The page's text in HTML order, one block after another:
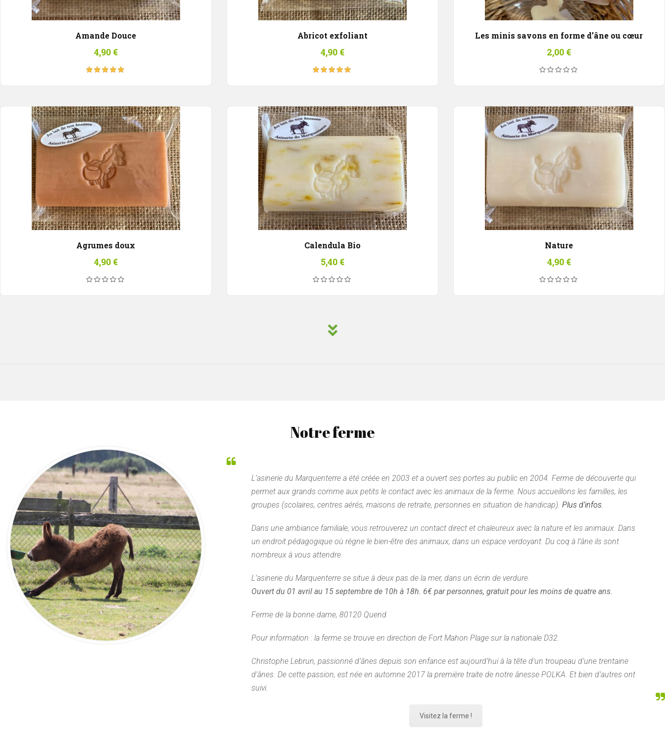
Amande Douce
4,90 €
Abricot exfoliant
4,90 €
Les minis savons en forme d’âne ou cœur
2,00 €
Agrumes doux
4,90 €
Calendula Bio
5,40 €
Nature
4,90 €
Notre ferme
L’asinerie du Marquenterre a été créée en 2003 et a ouvert ses portes au public en 2004. Ferme de découverte qui
permet aux grands comme aux petits le contact avec les animaux de la ferme. Nous accueillons les familles, les
groupes (scolaires, centres aérés, maisons de retraite, personnes en situation de handicap). Plus d’infos.
Dans une ambiance familiale, vous retrouverez un contact direct et chaleureux avec la nature et les animaux. Dans
un endroit pédagogique où règne le bien-être des animaux, dans un espace verdoyant. Du coq à l’âne ils sont
nombreux à vous attendre.
L’asinerie du Marquenterre se situe à deux pas de la mer, dans un écrin de verdure.
Ouvert du 01 avril au 15 septembre de 10h à 18h. 6€ par personnes, gratuit pour les moins de quatre ans.
Ferme de la bonne dame, 80120 Quend
Pour information : la ferme se trouve en direction de Fort Mahon Plage sur la nationale D32.
Christophe Lebrun, passionné d’ânes depuis son enfance est aujourd’hui à la tête d’un troupeau d’une trentaine
d’ânes. De cette passion, est née en automne 2017 la première traite de notre ânesse POLKA. Et bien d’autres ont
suivi.
Visitez la ferme !